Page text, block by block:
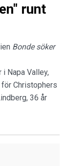
runt
Bonde söker
i Napa Valley,
Christophers
36 år